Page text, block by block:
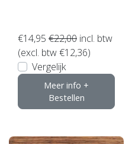
€14,95 €22,00 incl. btw
(excl. btw €12,36)
Vergelijk
Meer info +
Bestellen